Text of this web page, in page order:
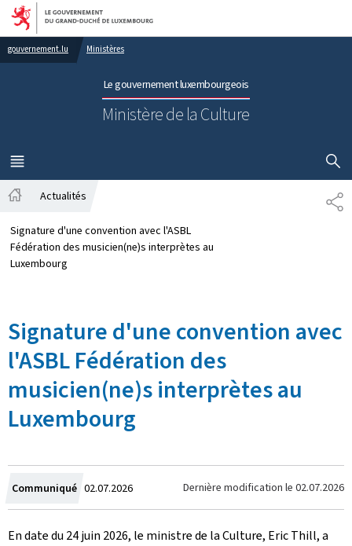
Aller au menu principal
Aller au contenu
gouvernement.lu Ministères
Le gouvernement luxembourgeois
Ministère de la Culture
MENU
PRINCIPAL
Actualités
Signature d'une convention avec l'ASBL
Fédération des musicien(ne)s interprètes au
Luxembourg
Signature d'une convention avec
l'ASBL Fédération des
musicien(ne)s interprètes au
Luxembourg
Communiqué Crée
le
02.07.2026 Dernière modification le 02.07.2026
En date du 24 juin 2026, le ministre de la Culture, Eric Thill, a